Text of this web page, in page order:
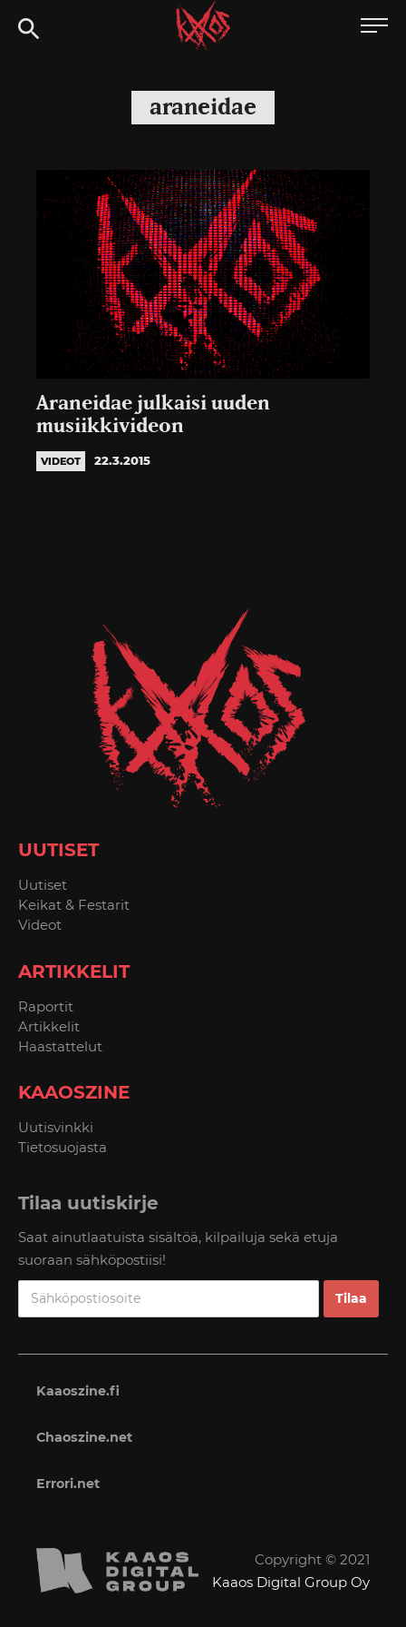
Siirry
suoraan
Kaaoszine
araneidae
Araneidae julkaisi uuden
musiikkivideon
VIDEOT 22.3.2015
UUTISET
Uutiset
Keikat & Festarit
Videot
ARTIKKELIT
Raportit
Artikkelit
Haastattelut
KAAOSZINE
Uutisvinkki
Tietosuojasta
Tilaa uutiskirje
Saat ainutlaatuista sisältöä, kilpailuja sekä etuja
suoraan sähköpostiisi!
Kaaoszine.fi
Chaoszine.net
Errori.net
Copyright © 2021
Kaaos Digital Group Oy